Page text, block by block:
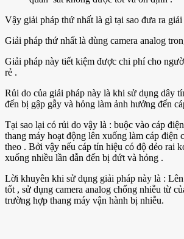
Vậy giải pháp thứ nhất là gì tại sao đưa ra giải
Giải pháp thứ nhất là dùng camera analog
Giải pháp này tiết kiệm được chi phí cho
rẻ .
Rủi do của giải pháp này là khi sử dụng dây
đến bị gập gẫy và hỏng làm ảnh hưởng đến
Tại sao lại có rủi do vậy là : buộc vào cáp
thang máy hoạt động lên xuống làm cáp điện
theo . Bởi vậy nếu cáp tín hiệu có độ dẻo rai
xuống nhiều lần dẫn đến bị đứt và hỏng .
Lời khuyên khi sử dụng giải pháp này là :
tốt , sử dụng camera analog chống nhiễu từ
trường hợp thang máy vận hành bị nhiễu.